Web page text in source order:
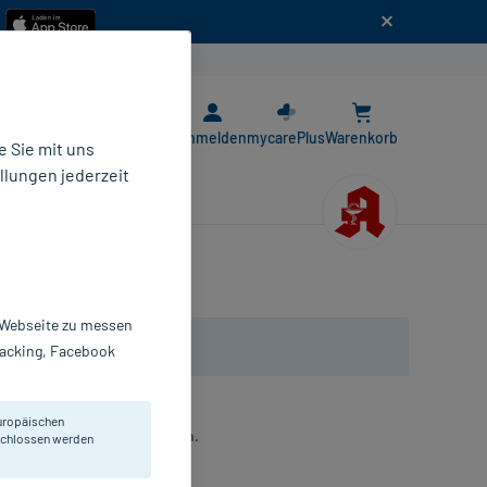
AnmeldenmycarePlusWarenkorb
Haut an den Füßen.
Sie mit uns
jederzeit
zu messen
Facebook
werden